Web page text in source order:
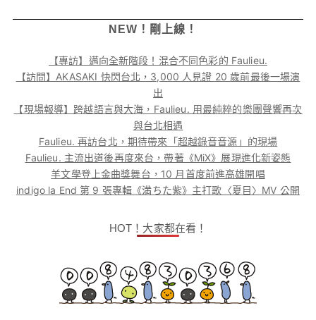
NEW！剛上線！
【專訪】邁向全新階段！混合不同色彩的 Faulieu.
【訪問】AKASAKI 快閃台北，3,000 人見證 20 歲前最後一場演
出
【現場報導】跨越語言與大海，Faulieu. 用最純粹的樂團聲響再次
與台北相遇
Faulieu. 再訪台北，期待帶來「超越錄音音源」的現場
Faulieu. 主流出道後再度來台，帶著《MiX》展現進化新姿態
羊文學登上金曲獎舞台，10 月首度前進高雄開唱
indigo la End 第 9 張專輯《満ちた紫》主打歌〈夏目〉MV 公開
HOT！大家都在看！